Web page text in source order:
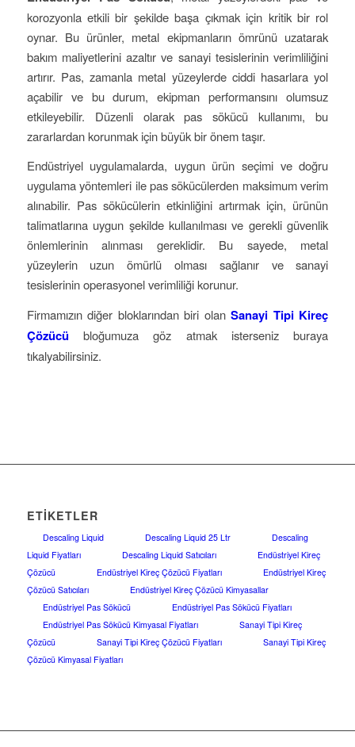
korozyonla etkili bir şekilde başa çıkmak için kritik bir rol
oynar. Bu ürünler, metal ekipmanların ömrünü uzatarak
bakım maliyetlerini azaltır ve sanayi tesislerinin verimliliğini
artırır. Pas, zamanla metal yüzeylerde ciddi hasarlara yol
açabilir ve bu durum, ekipman performansını olumsuz
etkileyebilir. Düzenli olarak pas sökücü kullanımı, bu
zararlardan korunmak için büyük bir önem taşır.
Endüstriyel uygulamalarda, uygun ürün seçimi ve doğru
uygulama yöntemleri ile pas sökücülerden maksimum verim
alınabilir. Pas sökücülerin etkinliğini artırmak için, ürünün
talimatlarına uygun şekilde kullanılması ve gerekli güvenlik
önlemlerinin alınması gereklidir. Bu sayede, metal
yüzeylerin uzun ömürlü olması sağlanır ve sanayi
tesislerinin operasyonel verimliliği korunur.
Firmamızın diğer bloklarından biri olanSanayi Tipi Kireç
Çözücü bloğumuza göz atmak isterseniz buraya
tıkalyabilirsiniz.
ETIKETLER
Descaling Liquid Descaling Liquid 25 Ltr
Descaling
Liquid Fiyatları
Descaling Liquid Satıcıları
Endüstriyel Kireç
Çözücü
Endüstriyel Kireç Çözücü Fiyatları
Endüstriyel Kireç
Çözücü Satıcıları
Endüstriyel Kireç Çözücü Kimyasallar
Endüstriyel Pas Sökücü
Endüstriyel Pas Sökücü Fiyatları
Endüstriyel Pas Sökücü Kimyasal Fiyatları
Sanayi Tipi Kireç
Çözücü
Sanayi Tipi Kireç Çözücü Fiyatları
Sanayi Tipi Kireç
Çözücü Kimyasal Fiyatları